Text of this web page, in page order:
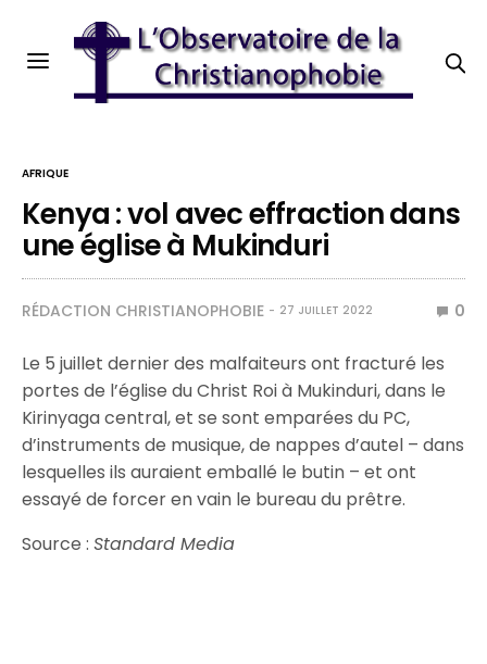
AFRIQUE
Kenya : vol avec effraction dans
une église à Mukinduri
RÉDACTION CHRISTIANOPHOBIE 27 JUILLET 2022 0
Le 5 juillet dernier des malfaiteurs ont fracturé les
portes de l’église du Christ Roi à Mukinduri, dans le
Kirinyaga central, et se sont emparées du PC,
d’instruments de musique, de nappes d’autel – dans
lesquelles ils auraient emballé le butin – et ont
essayé de forcer en vain le bureau du prêtre.
Source :Standard Media